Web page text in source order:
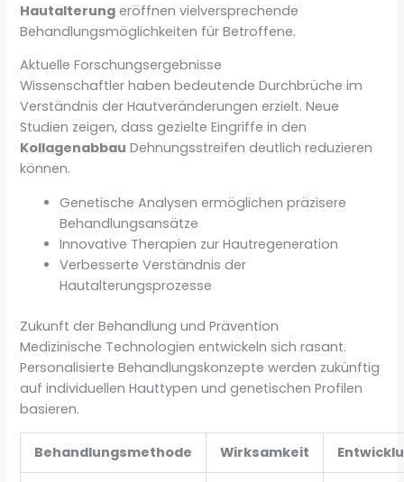
Hautalterung eröffnen vielversprechende
Behandlungsmöglichkeiten für Betroffene.
Aktuelle Forschungsergebnisse
Wissenschaftler haben bedeutende Durchbrüche im
Verständnis der Hautveränderungen erzielt. Neue
Studien zeigen, dass gezielte Eingriffe in den
Kollagenabbau Dehnungsstreifen deutlich reduzieren
können.
Genetische Analysen ermöglichen präzisere
Behandlungsansätze
Innovative Therapien zur Hautregeneration
Verbesserte Verständnis der
Hautalterungsprozesse
Zukunft der Behandlung und Prävention
Medizinische Technologien entwickeln sich rasant.
Personalisierte Behandlungskonzepte werden zukünftig
auf individuellen Hauttypen und genetischen Profilen
basieren.
Behandlungsmethode Wirksamkeit